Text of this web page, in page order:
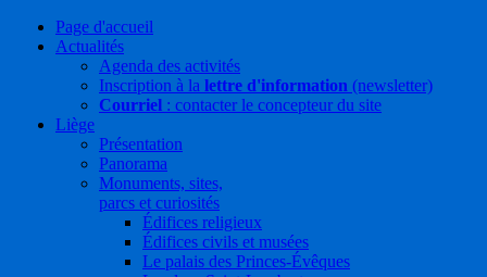
Page d'accueil
Actualités
Agenda des activités
Inscription à la lettre d'information (newsletter)
Courriel : contacter le concepteur du site
Liège
Présentation
Panorama
Monuments, sites,
parcs et curiosités
Édifices religieux
Édifices civils et musées
Le palais des Princes-Évêques